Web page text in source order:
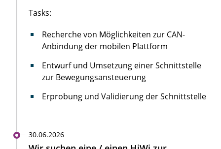
Tasks:
Recherche von Möglichkeiten zur CAN-
Anbindung der mobilen Plattform
Entwurf und Umsetzung einer Schnittstelle
zur Bewegungsansteuerung
Erprobung und Validierung der Schnittstelle
30.06.2026